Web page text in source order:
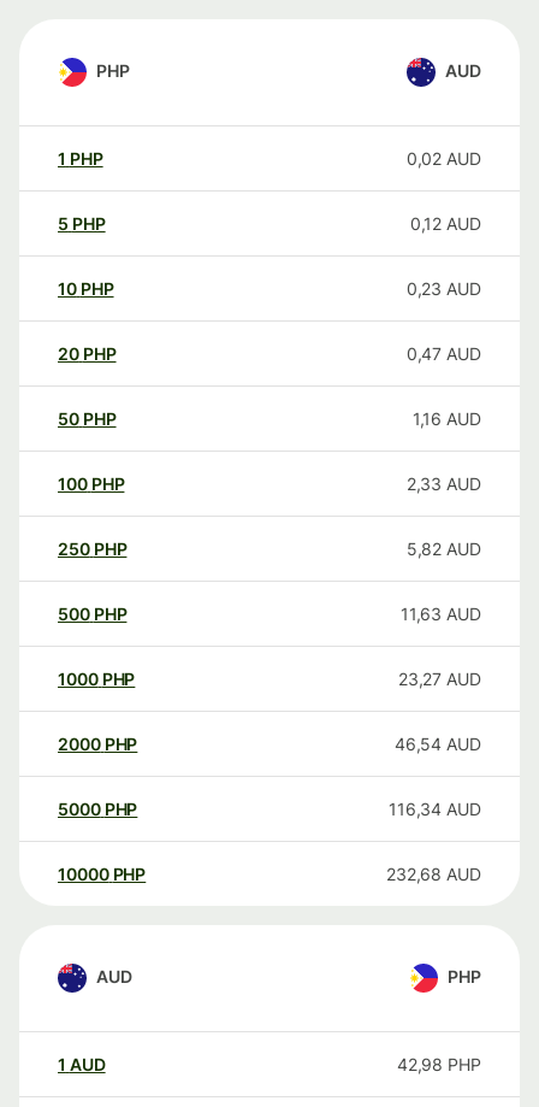
PHP AUD
1 PHP 0,02 AUD
5 PHP 0,12 AUD
10 PHP 0,23 AUD
20 PHP 0,47 AUD
50 PHP 1,16 AUD
100 PHP 2,33 AUD
250 PHP 5,82 AUD
500 PHP 11,63 AUD
1000 PHP 23,27 AUD
2000 PHP 46,54 AUD
5000 PHP 116,34 AUD
10000 PHP 232,68 AUD
AUD PHP
1 AUD 42,98 PHP